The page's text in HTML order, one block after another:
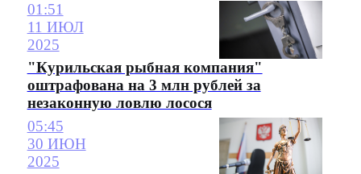
01:51
11 ИЮЛ
2025
"Курильская рыбная компания"
оштрафована на 3 млн рублей за
незаконную ловлю лосося
05:45
30 ИЮН
2025